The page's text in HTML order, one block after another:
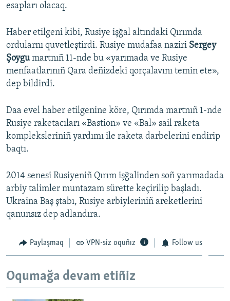
esapları olacaq.
Haber etilgeni kibi, Rusiye işğal altındaki Qırımda
ordularnı quvetleştirdi. Rusiye mudafaa naziri Sergey
Şoygumartnıñ 11-nde bu «yarımada ve Rusiye
menfaatlarınıñ Qara deñizdeki qorçalavını temin ete»,
dep bildirdi.
Daa evel haber etilgenine köre, Qırımda martnıñ 1-nde
Rusiye raketacıları «Bastion» ve «Bal» sail raketa
kompleksleriniñ yardımı ile raketa darbelerini endirip
baqtı.
2014 senesi Rusiyeniñ Qırım işğalinden soñ yarımadada
arbiy talimler muntazam sürette keçirilip başladı.
Ukraina Baş ştabı, Rusiye arbiyleriniñ areketlerini
qanunsız dep adlandıra.
Paylaşmaq VPN-siz oquñız Follow us
Oqumağa devam etiñiz